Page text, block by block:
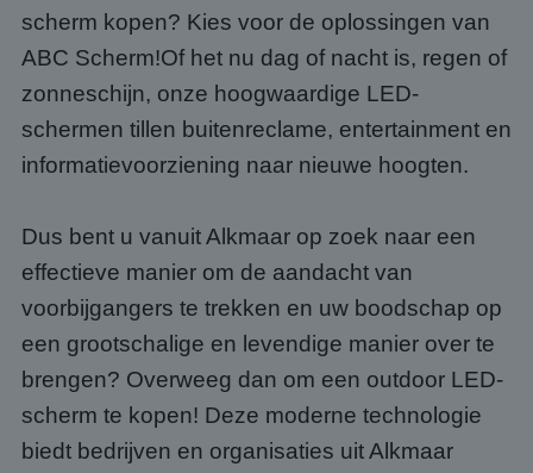
scherm kopen? Kies voor de oplossingen van
ABC Scherm!Of het nu dag of nacht is, regen of
zonneschijn, onze hoogwaardige LED-
schermen tillen buitenreclame, entertainment en
informatievoorziening naar nieuwe hoogten.
Dus bent u vanuit Alkmaar op zoek naar een
effectieve manier om de aandacht van
voorbijgangers te trekken en uw boodschap op
een grootschalige en levendige manier over te
brengen? Overweeg dan om een outdoor LED-
scherm te kopen! Deze moderne technologie
biedt bedrijven en organisaties uit Alkmaar